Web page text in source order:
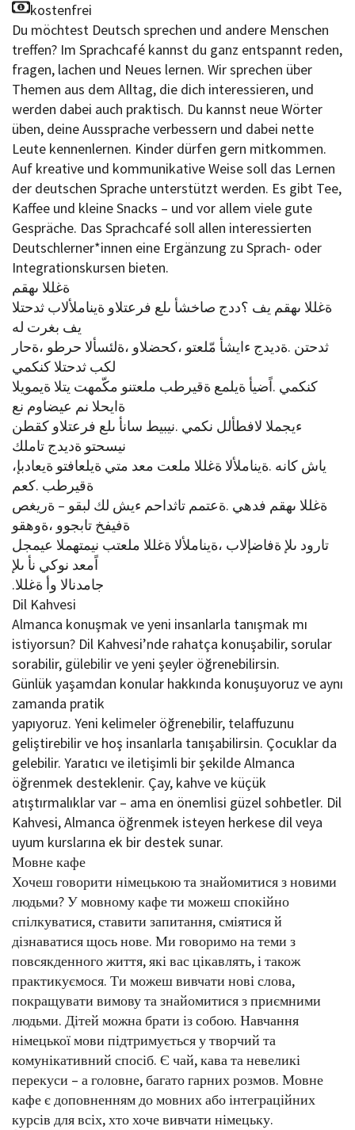
kostenfrei
Du möchtest Deutsch sprechen und andere Menschen
treffen? Im Sprachcafé kannst du ganz entspannt reden,
fragen, lachen und Neues lernen. Wir sprechen über
Themen aus dem Alltag, die dich interessieren, und
werden dabei auch praktisch. Du kannst neue Wörter
üben, deine Aussprache verbessern und dabei nette
Leute kennenlernen. Kinder dürfen gern mitkommen.
Auf kreative und kommunikative Weise soll das Lernen
der deutschen Sprache unterstützt werden. Es gibt Tee,
Kaffee und kleine Snacks – und vor allem viele gute
Gespräche. Das Sprachcafé soll allen interessierten
Deutschlerner*innen eine Ergänzung zu Sprach- oder
Integrationskursen bieten.
ةغللا ىهقم
ةغللا ىهقم يف ؟ددج صاخشأ ىلع فرعتلاو ةيناملألاب ثدحتلا
يف بغرت له
ثدحتن .ةديدج ءايشأ مّلعتو ،كحضلاو ،ةلئسألا حرطو ،ةحار
لكب ثدحتلا كنكمي
كنكمي .اًضيأ ةيلمع ةقيرطب ملعتنو مكّمهت يتلا ةيمويلا
ةايحلا نم عيضاوم نع
ءيجملا لافطألل نكمي .نيبيط سانأ ىلع فرعتلاو كقطن
نيسحتو ةديدج تاملك
،ياش كانه .ةيناملألا ةغللا ملعت معد متي ةيلعافتو ةيعادبإ
ةقيرطب .كعم
ةغللا ىهقم فدهي .ةعتمم تاثداحم ءيش لك لبقو – ةريغص
ةفيفخ تابجوو ،ةوهقو
تارود ىلإ ةفاضإلاب ،ةيناملألا ةغللا ملعتب نيمتهملا عيمجل
اًمعد نوكي نأ ىلإ
.جامدنالا وأ ةغللا
Dil Kahvesi
Almanca konuşmak ve yeni insanlarla tanışmak mı
istiyorsun? Dil Kahvesi’nde rahatça konuşabilir, sorular
sorabilir, gülebilir ve yeni şeyler öğrenebilirsin.
Günlük yaşamdan konular hakkında konuşuyoruz ve aynı
zamanda pratik
yapıyoruz. Yeni kelimeler öğrenebilir, telaffuzunu
geliştirebilir ve hoş insanlarla tanışabilirsin. Çocuklar da
gelebilir. Yaratıcı ve iletişimli bir şekilde Almanca
öğrenmek desteklenir. Çay, kahve ve küçük
atıştırmalıklar var – ama en önemlisi güzel sohbetler. Dil
Kahvesi, Almanca öğrenmek isteyen herkese dil veya
uyum kurslarına ek bir destek sunar.
Мовне кафе
Хочеш говорити німецькою та знайомитися з новими
людьми? У мовному кафе ти можеш спокійно
спілкуватися, ставити запитання, сміятися й
дізнаватися щось нове. Ми говоримо на теми з
повсякденного життя, які вас цікавлять, і також
практикуємося. Ти можеш вивчати нові слова,
покращувати вимову та знайомитися з приємними
людьми. Дітей можна брати із собою. Навчання
німецької мови підтримується у творчий та
комунікативний спосіб. Є чай, кава та невеликі
перекуси – а головне, багато гарних розмов. Мовне
кафе є доповненням до мовних або інтеграційних
курсів для всіх, хто хоче вивчати німецьку.